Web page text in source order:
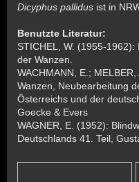
Dicyphus pallidus ist in
Benutzte Literatur:
STICHEL, W. (1955-
der Wanzen.
WACHMANN, E.;
Wanzen, Neubearbeitung
Österreichs und der
Goecke & Evers
WAGNER, E. (1952):
Deutschlands 41. Teil,